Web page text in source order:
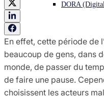
DORA
En effet, cette période de
beaucoup de gens, dans
monde, de passer du
de faire une pause.
choisissent les acteurs